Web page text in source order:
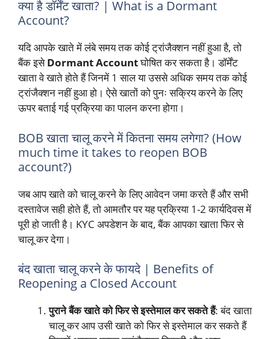
क्या है डॉर्मेंट खाता? | What is a Dormant
Account?
यदि आपके खाते में लंबे समय तक कोई ट्रांजैक्शन नहीं हुआ है, तो
बैंक इसेDormant Accountघोषित कर सकता है। डॉर्मेंट
खाता वे खाते होते हैं जिनमें 1 साल या उससे अधिक समय तक कोई
ट्रांजैक्शन नहीं हुआ हो। ऐसे खातों को पुनः सक्रिय करने के लिए
ऊपर बताई गई प्रक्रिया का पालन करना होगा।
BOB खाता चालू करने में कितना समय लगेगा? (How
much time it takes to reopen BOB
account?)
जब आप खाते को चालू करने के लिए आवेदन जमा करते हैं और सभी
दस्तावेज सही होते हैं, तो आमतौर पर यह प्रक्रिया 1-2 कार्यदिवस में
पूरी हो जाती है। KYC अपडेशन के बाद, बैंक आपका खाता फिर से
चालू कर देगा।
बंद खाता चालू करने के फायदे | Benefits of
Reopening a Closed Account
पुराने बैंक खाते को फिर से इस्तेमाल कर सकते हैं: बंद खाता
चालू कर आप उसी खाते को फिर से इस्तेमाल कर सकते हैं